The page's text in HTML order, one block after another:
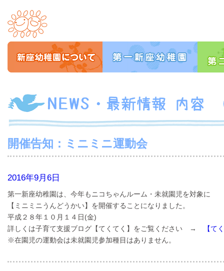
開催告知：ミニミニ運動会
2016年9月6日
第一新座幼稚園は、今年もニコちゃんルーム・未就園児を対象に
【ミニミニうんどうかい】を開催することになりました。
平成２８年１０月１４日(金)
詳しくは子育て支援ブログ【てくてく】をご覧ください →
【て
※在園児の運動会は未就園児参加種目はありません。